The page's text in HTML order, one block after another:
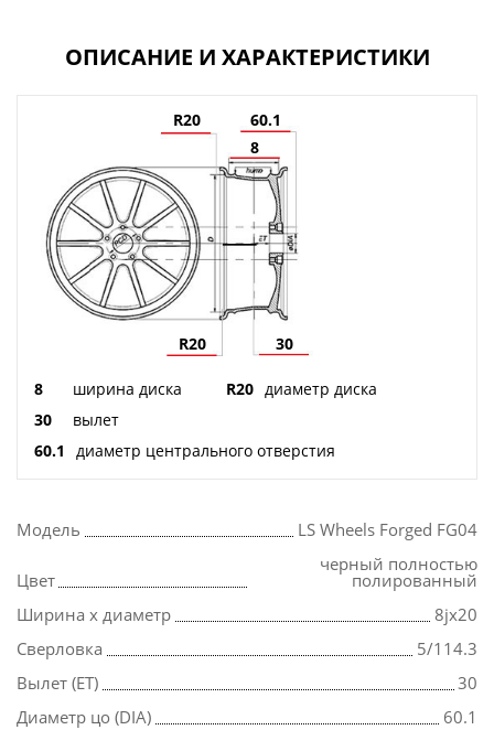
ОПИСАНИЕ И ХАРАКТЕРИСТИКИ
R20
60.1
8
R20 30
8 ширина диска R20 диаметр диска
30
вылет
60.1
диаметр центрального отверстия
Модель LS Wheels Forged FG04
Цвет
черный полностью
полированный
Ширина х диаметр
8jx20
Сверловка
5/114.3
Вылет (ET)
30
Диаметр цо (DIA)
60.1